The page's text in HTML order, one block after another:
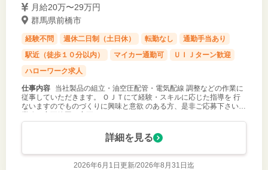
月給20万〜29万円
群馬県前橋市
経験不問 週休二日制（土日休） 転勤なし
通勤手当あり
駅近（徒歩１０分以内）
マイカー通勤可
ＵＩＪターン歓迎
ハローワーク求人
仕事内容
当社製品の組立・油空圧配管・電気配線 調整などの作業に
従事していただきます。 ＯＪＴにて経験・スキルに応じた指導を 行
ないますのでものづくりに興味と意欲 のある方、是非ご応募下さい。
業務の変更範囲：変更なし
詳細を見る
2026年6月1日更新/2026年8月31日迄